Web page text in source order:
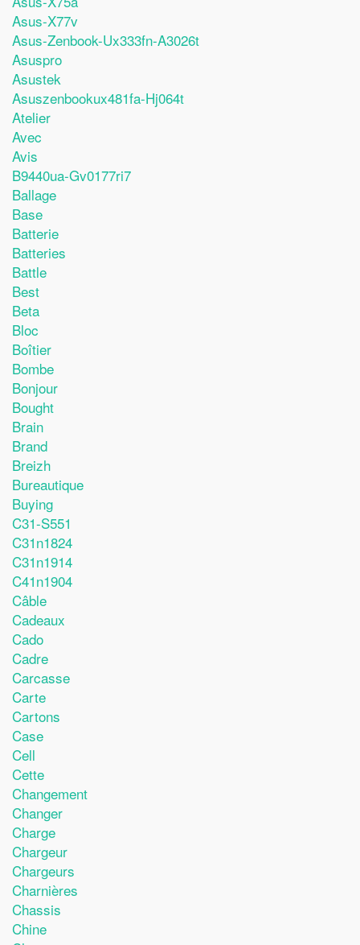
Asus-X77v
Asus-Zenbook-Ux333fn-A3026t
Asuspro
Asustek
Asuszenbookux481fa-Hj064t
Atelier
Avec
Avis
B9440ua-Gv0177ri7
Ballage
Base
Batterie
Batteries
Battle
Best
Beta
Bloc
Boîtier
Bombe
Bonjour
Bought
Brain
Brand
Breizh
Bureautique
Buying
C31-S551
C31n1824
C31n1914
C41n1904
Câble
Cadeaux
Cado
Cadre
Carcasse
Carte
Cartons
Case
Cell
Cette
Changement
Changer
Charge
Chargeur
Chargeurs
Charnières
Chassis
Chine